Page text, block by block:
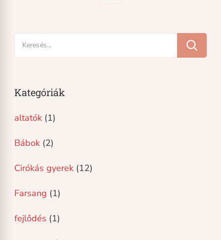
Keresés:
Kategóriák
altatók (1)
Bábok (2)
Cirókás gyerek (12)
Farsang (1)
fejlődés (1)